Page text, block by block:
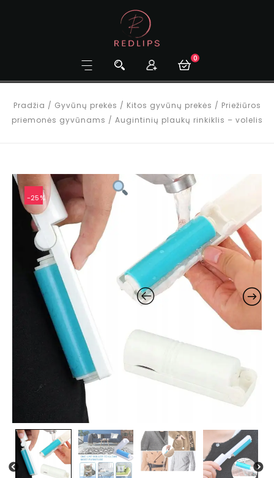
0
Pradžia / Gyvūnų prekės / Kitos gyvūnų prekės / Priežiūros
priemonės gyvūnams / Augintinių plaukų rinkiklis – volelis
-25%